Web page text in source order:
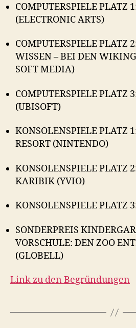
COMPUTERSPIELE PLATZ
(ELECTRONIC ARTS)
COMPUTERSPIELE PLATZ
WISSEN – BEI DEN
SOFT MEDIA)
COMPUTERSPIELE PLATZ
(UBISOFT)
KONSOLENSPIELE PLATZ
RESORT (NINTENDO)
KONSOLENSPIELE PLATZ
KARIBIK (YVIO)
KONSOLENSPIELE PLATZ
SONDERPREIS
VORSCHULE: DEN ZOO
(GLOBELL)
Link zu den Begründungen